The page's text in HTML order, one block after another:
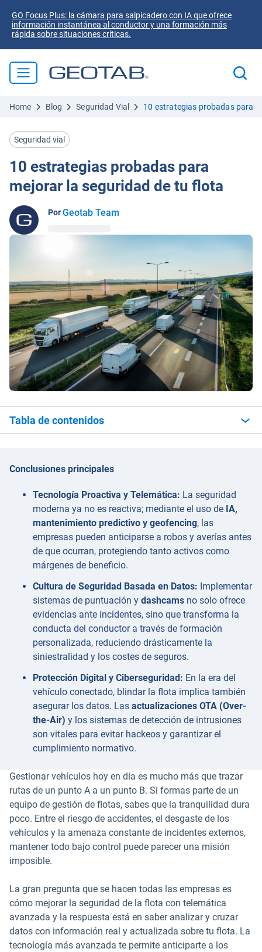
GO Focus Plus: la cámara para salpicadero con IA que ofrece
información instantánea al conductor y una formación más
rápida sobre situaciones críticas.
Home Blog Seguridad Vial 10 estrategias probadas para
Seguridad vial
10 estrategias probadas para
mejorar la seguridad de tu flota
PorGeotab Team
Tabla de contenidos
Conclusiones principales
Tecnología Proactiva y Telemática: La seguridad
moderna ya no es reactiva; mediante el uso de IA,
mantenimiento predictivo y geofencing, las
empresas pueden anticiparse a robos y averías antes
de que ocurran, protegiendo tanto activos como
márgenes de beneficio.
Cultura de Seguridad Basada en Datos: Implementar
sistemas de puntuación y dashcams no solo ofrece
evidencias ante incidentes, sino que transforma la
conducta del conductor a través de formación
personalizada, reduciendo drásticamente la
siniestralidad y los costes de seguros.
Protección Digital y Ciberseguridad: En la era del
vehículo conectado, blindar la flota implica también
asegurar los datos. Las actualizaciones OTA (Over-
the-Air) y los sistemas de detección de intrusiones
son vitales para evitar hackeos y garantizar el
cumplimiento normativo.
Gestionar vehículos hoy en día es mucho más que trazar
rutas de un punto A a un punto B. Si formas parte de un
equipo de gestión de flotas, sabes que la tranquilidad dura
poco. Entre el riesgo de accidentes, el desgaste de los
vehículos y la amenaza constante de incidentes externos,
mantener todo bajo control puede parecer una misión
imposible.
La gran pregunta que se hacen todas las empresas es
cómo mejorar la seguridad de la flota con telemática
avanzada y la respuesta está en saber analizar y cruzar
datos con información real y actualizada sobre tu flota. La
tecnología más avanzada te permite anticiparte a los